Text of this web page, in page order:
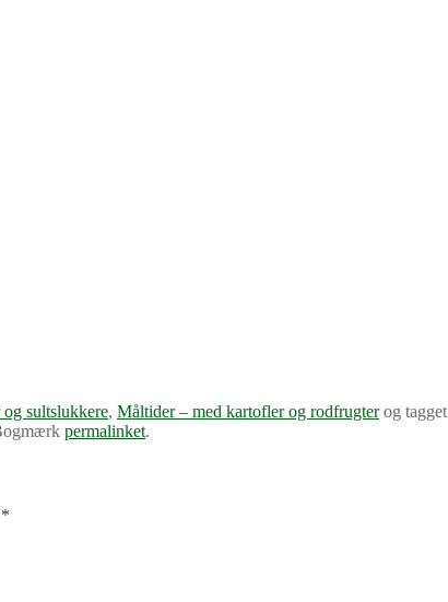
og sultslukkere, Måltider – med kartofler og rodfrugterog tagget
permalinket.
*